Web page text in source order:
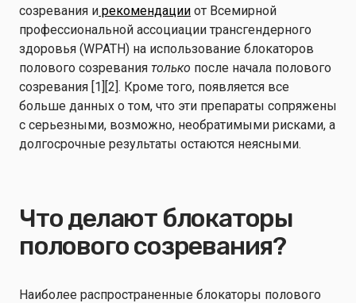
созревания и рекомендации от Всемирной
профессиональной ассоциации трансгендерного
здоровья (WPATH) на использование блокаторов
полового созревания только после начала полового
созревания [1][2]. Кроме того, появляется все
больше данных о том, что эти препараты сопряжены
с серьезными, возможно, необратимыми рисками, а
долгосрочные результаты остаются неясными.
Что делают блокаторы
полового созревания?
Наиболее распространенные блокаторы полового